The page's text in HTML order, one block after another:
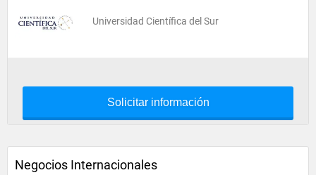
Universidad Científica del Sur
Solicitar información
Negocios Internacionales